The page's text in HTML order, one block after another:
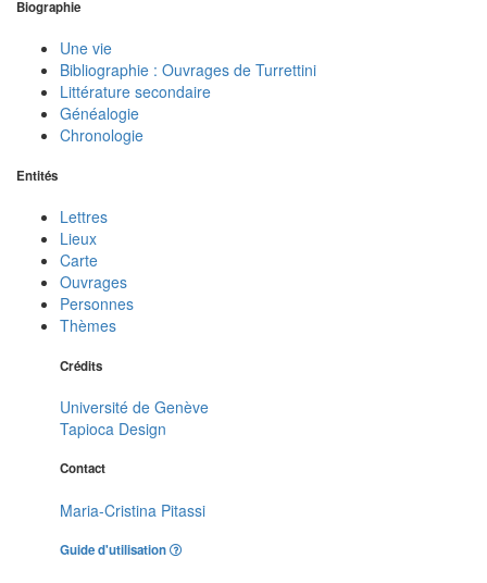
Biographie
Une vie
Bibliographie : Ouvrages de Turrettini
Littérature secondaire
Généalogie
Chronologie
Entités
Lettres
Lieux
Carte
Ouvrages
Personnes
Thèmes
Crédits
Université de Genève
Tapioca Design
Contact
Maria-Cristina Pitassi
Guide d'utilisation